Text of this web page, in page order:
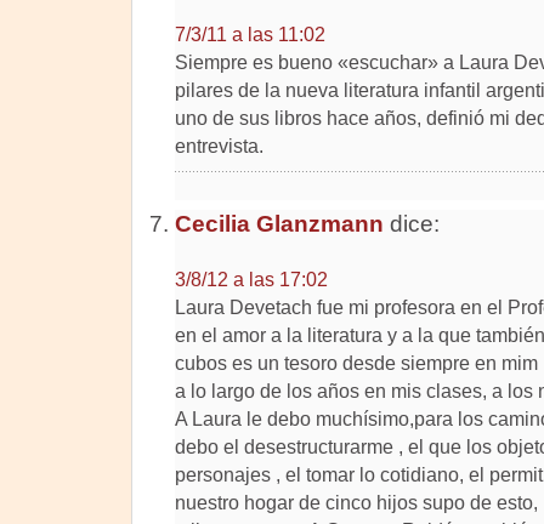
7/3/11 a las 11:02
Siempre es bueno «escuchar» a Laura
pilares de la nueva literatura infantil
uno de sus libros hace años, definió mi
entrevista.
Cecilia Glanzmann dice:
3/8/12 a las 17:02
Laura Devetach fue mi profesora en el
en el amor a la literatura y a la que
cubos es un tesoro desde siempre en
a lo largo de los años en mis clases, a los
A Laura le debo muchísimo,para los
debo el desestructurarme , el que los
personajes , el tomar lo cotidiano, el
nuestro hogar de cinco hijos supo de